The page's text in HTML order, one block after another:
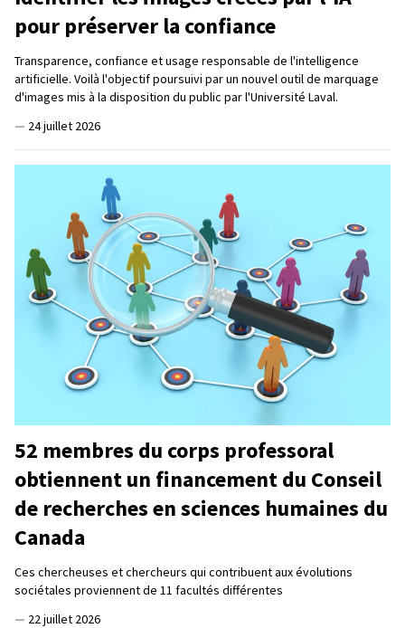
pour préserver la confiance
Transparence, confiance et usage responsable de l'intelligence
artificielle. Voilà l'objectif poursuivi par un nouvel outil de marquage
d'images mis à la disposition du public par l'Université Laval.
— 24 juillet 2026
52 membres du corps professoral
obtiennent un financement du Conseil
de recherches en sciences humaines du
Canada
Ces chercheuses et chercheurs qui contribuent aux évolutions
sociétales proviennent de 11 facultés différentes
— 22 juillet 2026